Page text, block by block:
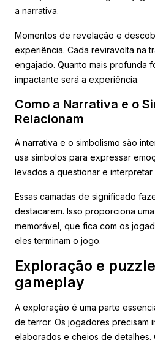
a narrativa.
Momentos de revelação e
experiência. Cada reviravolta na
engajado. Quanto mais profunda
impactante será a experiência.
Como a Narrativa e o
Relacionam
A narrativa e o simbolismo são
usa símbolos para expressar
levados a questionar e interpretar
Essas camadas de significado
destacarem. Isso proporciona
memorável, que fica com os
eles terminam o jogo.
Exploração e
gameplay
A exploração é uma parte
de terror. Os jogadores precisam
elaborados e cheios de detalhes.